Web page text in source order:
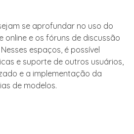
se aprofundar no uso do
online e os fóruns de discussão
espaços, é possível
e suporte de outros usuários,
e a implementação da
de modelos.